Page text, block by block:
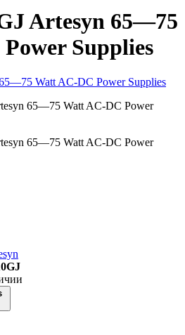
Artesyn 65—75
Supplies